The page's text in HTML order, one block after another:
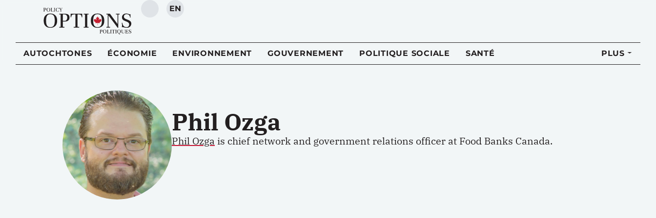
RECHERCHE
EN
AUTOCHTONES ÉCONOMIE ENVIRONNEMENT GOUVERNEMENT POLITIQUE SOCIALE SANTÉ PLUS
Phil Ozga
Phil Ozga is chief network and government relations officer at Food Banks Canada.